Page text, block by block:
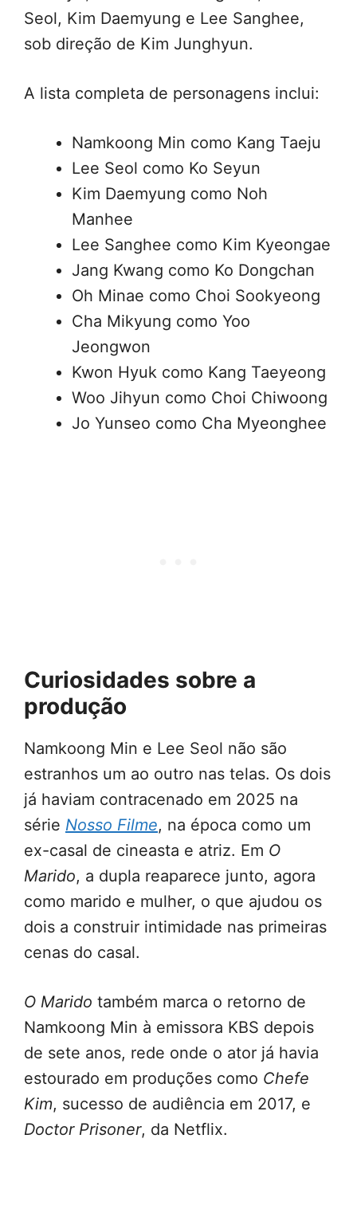
Seol, Kim Daemyung e Lee Sanghee,
sob direção de Kim Junghyun.
A lista completa de personagens inclui:
Namkoong Min como Kang Taeju
Lee Seol como Ko Seyun
Kim Daemyung como Noh
Manhee
Lee Sanghee como Kim Kyeongae
Jang Kwang como Ko Dongchan
Oh Minae como Choi Sookyeong
Cha Mikyung como Yoo
Jeongwon
Kwon Hyuk como Kang Taeyeong
Woo Jihyun como Choi Chiwoong
Jo Yunseo como Cha Myeonghee
Curiosidades sobre a
produção
Namkoong Min e Lee Seol não são
estranhos um ao outro nas telas. Os dois
já haviam contracenado em 2025 na
série Nosso Filme, na época como um
ex-casal de cineasta e atriz. Em O
Marido, a dupla reaparece junto, agora
como marido e mulher, o que ajudou os
dois a construir intimidade nas primeiras
cenas do casal.
O Marido também marca o retorno de
Namkoong Min à emissora KBS depois
de sete anos, rede onde o ator já havia
estourado em produções como Chefe
Kim, sucesso de audiência em 2017, e
Doctor Prisoner, da Netflix.